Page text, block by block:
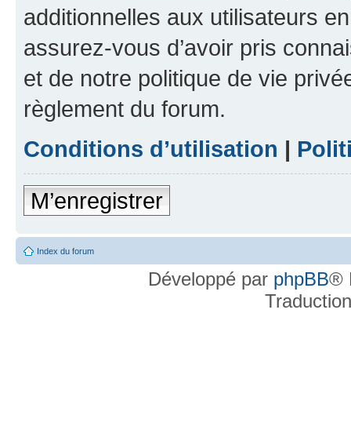
additionnelles aux utilisateurs
assurez-vous d’avoir pris
et de notre politique de vie
règlement du forum.
Conditions d’utilisation |
M’enregistrer
Index du forum
Développé par phpBB®